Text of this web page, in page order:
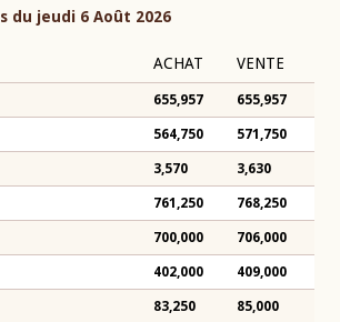
du jeudi 6 Août 2026
ACHAT VENTE
655,957 655,957
564,750 571,750
3,570 3,630
761,250 768,250
700,000 706,000
402,000 409,000
83,250 85,000